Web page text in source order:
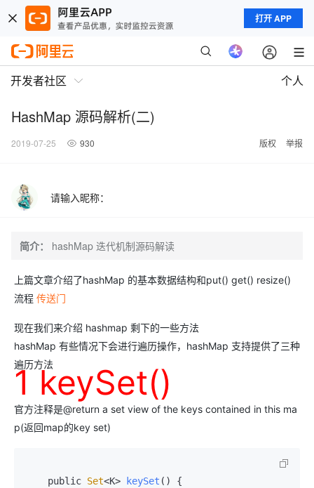
打开 APP
开发者社区 个人
HashMap 源码解析(二)
2019-07-25 930 版权 举报
请输入昵称：
简介： hashMap 迭代机制源码解读
上篇文章介绍了hashMap 的基本数据结构和put() get() resize()
流程 传送门
现在我们来介绍 hashmap 剩下的一些方法
hashMap 有些情况下会进行遍历操作，hashMap 支持提供了三种
遍历方法
1 keySet()
官方注释是@return a set view of the keys contained in this ma
p(返回map的key set)
    public
Set<K> keySet ( ) {